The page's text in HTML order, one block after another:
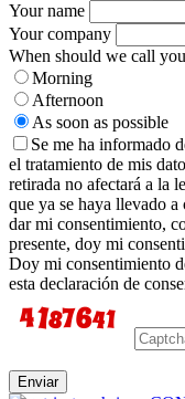
Your name
Your company
When should we call
Morning
Afternoon
As soon as possible
Se me ha informado
el tratamiento de mis
retirada no afectará a la
que ya se haya llevado
dar mi consentimiento,
presente, doy mi
Doy mi consentimiento
esta declaración de
Enviar